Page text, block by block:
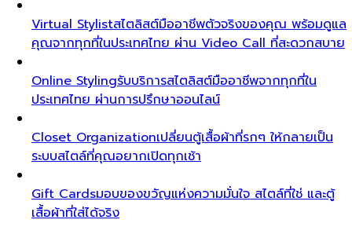
Virtual Stylistสไตลิสต์มืออาชีพตัวจริงของคุณ พร้อมดูแล
คุณจากทุกที่ในประเทศไทย ผ่าน Video Call ที่สะดวกสบาย
Online Stylingรับบริการสไตลิสต์มืออาชีพจากทุกที่ใน
ประเทศไทย ผ่านการปรึกษาออนไลน์
Closet Organizationเปลี่ยนตู้เสื้อผ้าที่รกๆ ให้กลายเป็น
ระบบสไตล์ที่คุณอยากเปิดทุกเช้า
Gift Cardsมอบของขวัญแห่งความมั่นใจ สไตล์ที่ใช่ และตู้
เสื้อผ้าที่ใส่ได้จริง